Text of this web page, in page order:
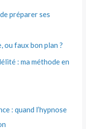
préparer ses
ou faux bon plan ?
: ma méthode en
: quand l’hypnose